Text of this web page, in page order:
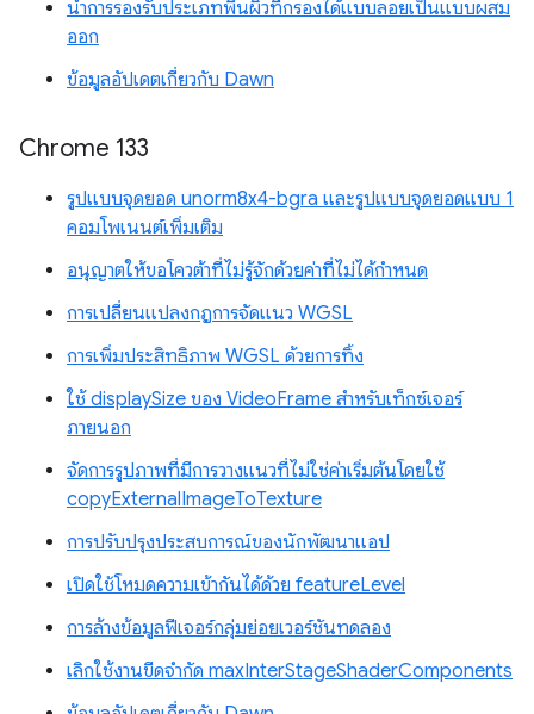
นำการรองรับประเภทพื้นผิวที่กรองได้แบบลอยเป็นแบบผสม
ออก
ข้อมูลอัปเดตเกี่ยวกับ Dawn
Chrome 133
รูปแบบจุดยอด unorm8x4-bgra และรูปแบบจุดยอดแบบ 1
คอมโพเนนต์เพิ่มเติม
อนุญาตให้ขอโควต้าที่ไม่รู้จักด้วยค่าที่ไม่ได้กำหนด
การเปลี่ยนแปลงกฎการจัดแนว WGSL
การเพิ่มประสิทธิภาพ WGSL ด้วยการทิ้ง
ใช้ displaySize ของ VideoFrame สำหรับเท็กซ์เจอร์
ภายนอก
จัดการรูปภาพที่มีการวางแนวที่ไม่ใช่ค่าเริ่มต้นโดยใช้
copyExternalImageToTexture
การปรับปรุงประสบการณ์ของนักพัฒนาแอป
เปิดใช้โหมดความเข้ากันได้ด้วย featureLevel
การล้างข้อมูลฟีเจอร์กลุ่มย่อยเวอร์ชันทดลอง
เลิกใช้งานขีดจำกัด maxInterStageShaderComponents